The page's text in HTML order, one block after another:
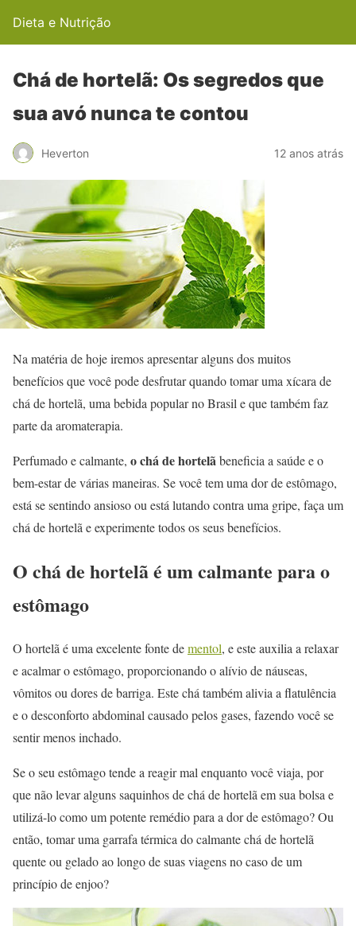
Dieta e Nutrição
Chá de hortelã: Os segredos que
sua avó nunca te contou
Heverton 12 anos atrás
Na matéria de hoje iremos apresentar alguns dos muitos
benefícios que você pode desfrutar quando tomar uma xícara de
chá de hortelã, uma bebida popular no Brasil e que também faz
parte da aromaterapia.
Perfumado e calmante, o chá de hortelãbeneficia a saúde e o
bem-estar de várias maneiras. Se você tem uma dor de estômago,
está se sentindo ansioso ou está lutando contra uma gripe, faça um
chá de hortelã e experimente todos os seus benefícios.
O chá de hortelã é um calmante para o
estômago
O hortelã é uma excelente fonte dementol, e este auxilia a relaxar
e acalmar o estômago, proporcionando o alívio de náuseas,
vômitos ou dores de barriga. Este chá também alivia a flatulência
e o desconforto abdominal causado pelos gases, fazendo você se
sentir menos inchado.
Se o seu estômago tende a reagir mal enquanto você viaja, por
que não levar alguns saquinhos de chá de hortelã em sua bolsa e
utilizá-lo como um potente remédio para a dor de estômago? Ou
então, tomar uma garrafa térmica do calmante chá de hortelã
quente ou gelado ao longo de suas viagens no caso de um
princípio de enjoo?